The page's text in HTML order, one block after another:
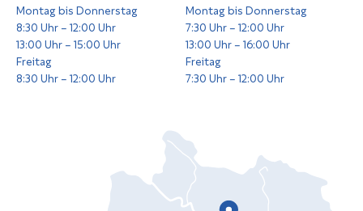
Montag bis Donnerstag
8:30 Uhr – 12:00 Uhr
13:00 Uhr – 15:00 Uhr
Freitag
8:30 Uhr – 12:00 Uhr
Montag bis Donnerstag
7:30 Uhr – 12:00 Uhr
13:00 Uhr – 16:00 Uhr
Freitag
7:30 Uhr – 12:00 Uhr